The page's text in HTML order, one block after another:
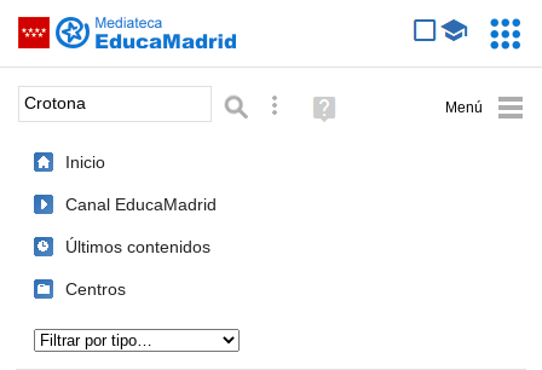
Saltar navegación
Palabra o frase: Búsqueda avanzada
Ayuda
(en
Inicio
Canal EducaMadrid
Últimos contenidos
Centros